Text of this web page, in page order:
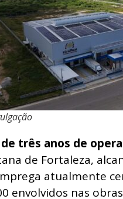
três anos de
de Fortaleza,
atualmente
envolvidos nas